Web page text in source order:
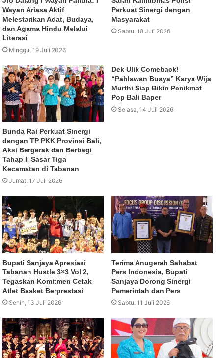
Wayan Ariasa Aktif
Melestarikan Adat, Budaya,
dan Agama Hindu Melalui
Literasi
Minggu, 19 Juli 2026
Perkuat Sinergi dengan
Masyarakat
Sabtu, 18 Juli 2026
Bunda Rai Perkuat Sinergi
dengan TP PKK Provinsi Bali,
Aksi Bergerak dan Berbagi
Tahap II Sasar Tiga
Kecamatan di Tabanan
Jumat, 17 Juli 2026
Dek Ulik Comeback!
“Pahlawan Buaya” Karya Wija
Murthi Siap Bikin Penikmat
Pop Bali Baper
Selasa, 14 Juli 2026
Bupati Sanjaya Apresiasi
Tabanan Hustle 3×3 Vol 2,
Tegaskan Komitmen Cetak
Atlet Basket Berprestasi
Senin, 13 Juli 2026
Terima Anugerah Sahabat
Pers Indonesia, Bupati
Sanjaya Dorong Sinergi
Pemerintah dan Pers
Sabtu, 11 Juli 2026